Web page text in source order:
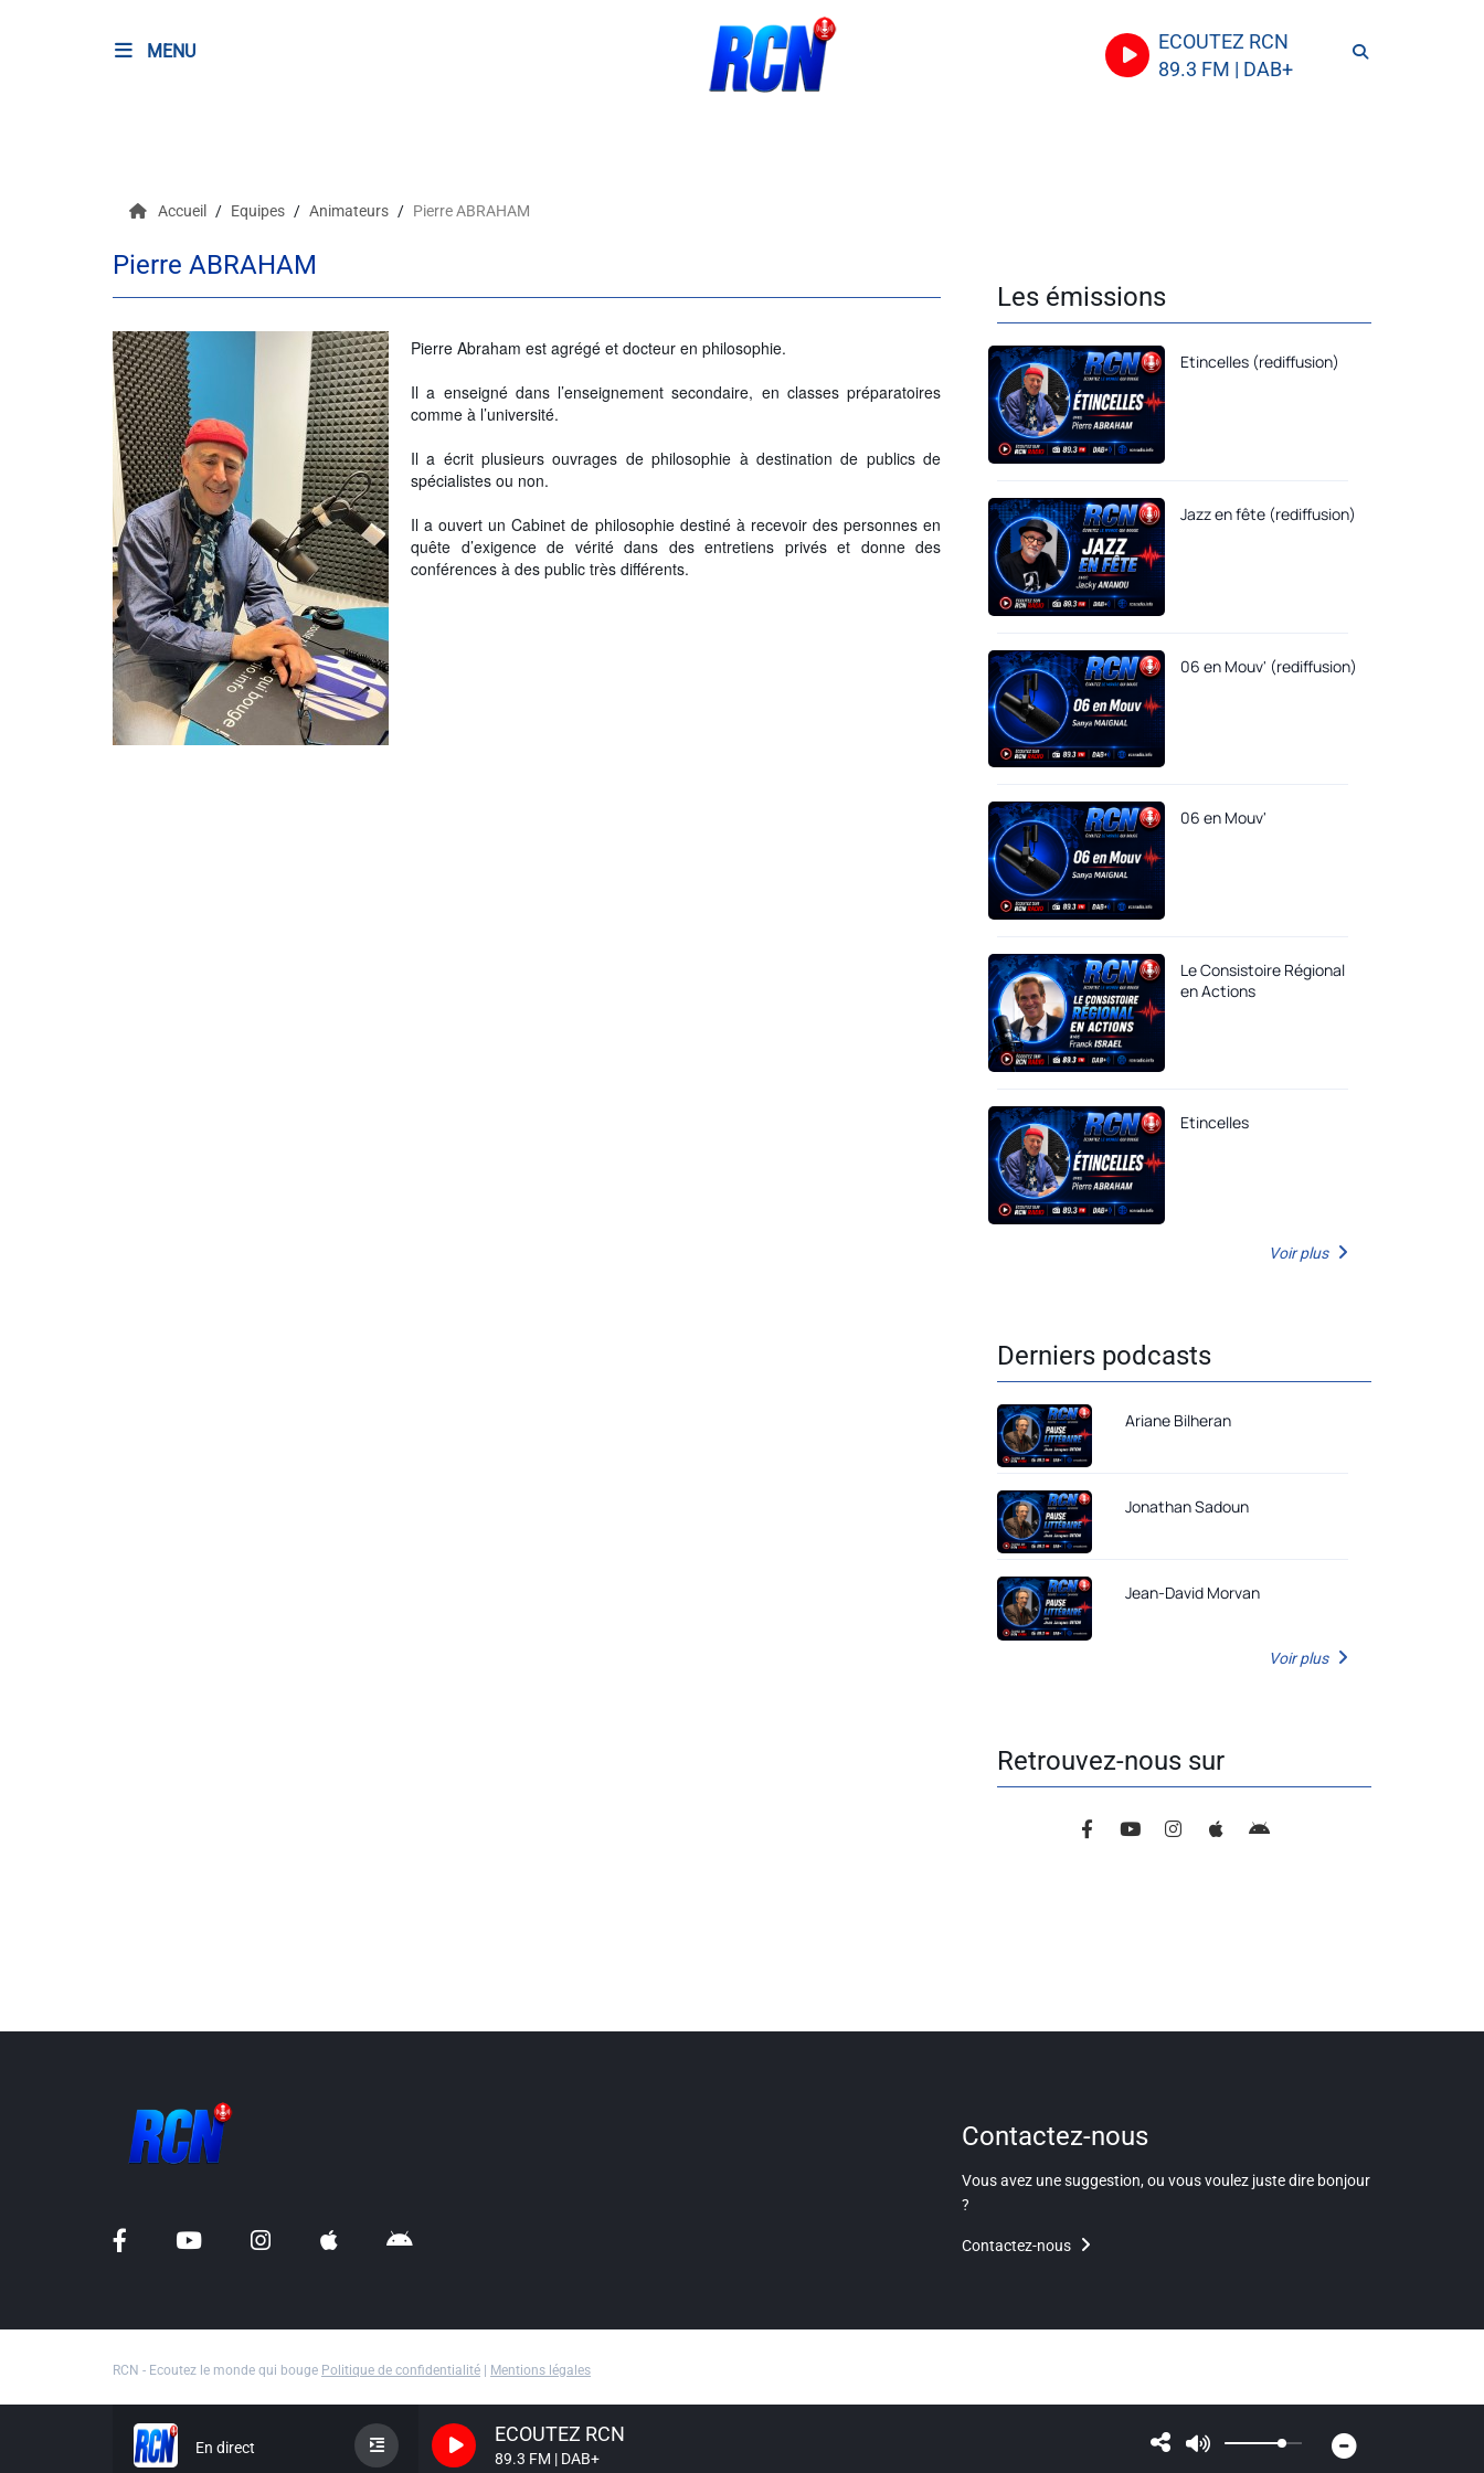
MENU
ECOUTEZ RCN
89.3 FM | DAB+
En direct
ECOUTEZ RCN
89.3 FM | DAB+
Evènements
Alerte Méduses 06
Issa Nissa OGC Nice
RCN Soutiens
Accueil Equipes Animateurs Pierre ABRAHAM
Pierre ABRAHAM
Pierre Abraham est agrégé et docteur en philosophie.
Il a enseigné dans l’enseignement secondaire, en classes préparatoires
comme à l’université.
Il a écrit plusieurs ouvrages de philosophie à destination de publics de
spécialistes ou non.
Il a ouvert un Cabinet de philosophie destiné à recevoir des personnes en
quête d’exigence de vérité dans des entretiens privés et donne des
conférences à des public très différents.
Les émissions
Etincelles (rediffusion)
Jazz en fête (rediffusion)
06 en Mouv' (rediffusion)
06 en Mouv'
Le Consistoire Régional
en Actions
Etincelles
Voir plus
Derniers podcasts
Ariane Bilheran
Jonathan Sadoun
Jean-David Morvan
Voir plus
Retrouvez-nous sur
Contactez-nous
Vous avez une suggestion, ou vous voulez juste dire bonjour
?
Contactez-nous
RCN - Ecoutez le monde qui bouge Politique de confidentialité | Mentions légales